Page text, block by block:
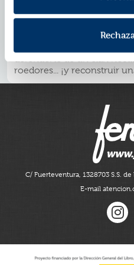
pánico si te estás riendo.
Encontrarás instrucciones
bunker, sobrevivir a una
defenderte de un clan
roedores... ¡y reconstruir
C/ Fuerteventura, 1328703 S.S.
E-mail